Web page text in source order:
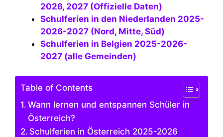
2026, 2027 (Offizielle Daten)
Schulferien in den Niederlanden 2025-
2026-2027 (Nord, Mitte, Süd)
Schulferien in Belgien 2025-2026-
2027 (alle Gemeinden)
Table of Contents
Wann lernen und entspannen Schüler in
Österreich?
Schulferien in Österreich 2025-2026